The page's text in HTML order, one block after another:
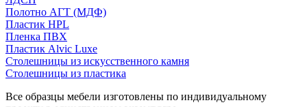
Полотно АГТ (МДФ)
Пластик HPL
Пленка ПВХ
Пластик Alvic Luxe
Столешницы из искусственного камня
Столешницы из пластика
Все образцы мебели изготовлены по индивидуальному